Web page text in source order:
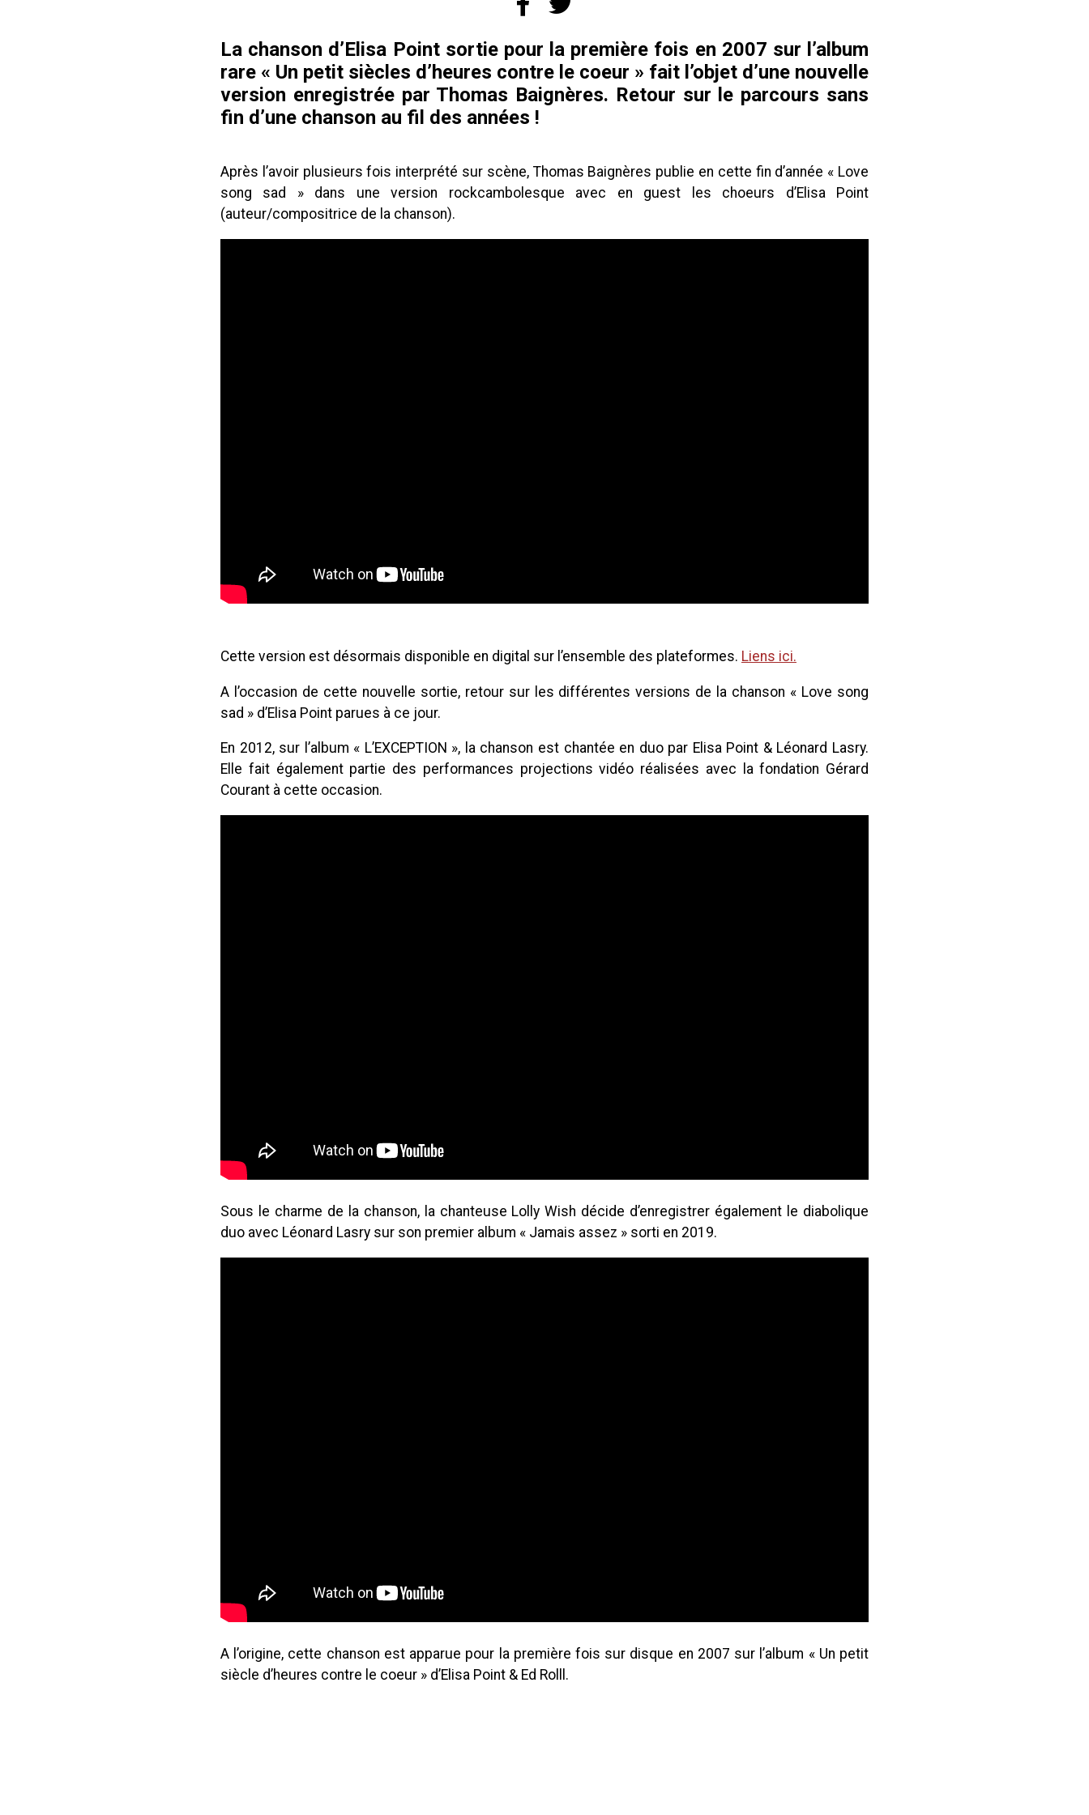
La chanson d’Elisa Point sortie pour la première fois en 2007 sur l’album
rare « Un petit siècles d’heures contre le coeur » fait l’objet d’une nouvelle
version enregistrée par Thomas Baignères. Retour sur le parcours sans
fin d’une chanson au fil des années !
Après l’avoir plusieurs fois interprété sur scène, Thomas Baignères publie en cette fin d’année « Love
song sad » dans une version rockcambolesque avec en guest les choeurs d’Elisa Point
(auteur/compositrice de la chanson).
Cette version est désormais disponible en digital sur l’ensemble des plateformes. Liens ici.
A l’occasion de cette nouvelle sortie, retour sur les différentes versions de la chanson « Love song
sad » d’Elisa Point parues à ce jour.
En 2012, sur l’album « L’EXCEPTION », la chanson est chantée en duo par Elisa Point & Léonard Lasry.
Elle fait également partie des performances projections vidéo réalisées avec la fondation Gérard
Courant à cette occasion.
Sous le charme de la chanson, la chanteuse Lolly Wish décide d’enregistrer également le diabolique
duo avec Léonard Lasry sur son premier album « Jamais assez » sorti en 2019.
A l’origine, cette chanson est apparue pour la première fois sur disque en 2007 sur l’album « Un petit
siècle d’heures contre le coeur » d’Elisa Point & Ed Rolll.